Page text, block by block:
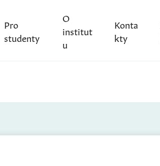
Pro
studenty
O
institut
u
Konta
kty